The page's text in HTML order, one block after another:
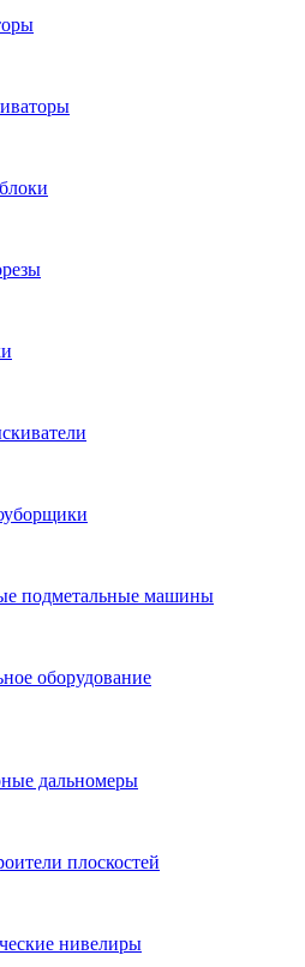
подметальные машины
оборудование
дальномеры
плоскостей
нивелиры